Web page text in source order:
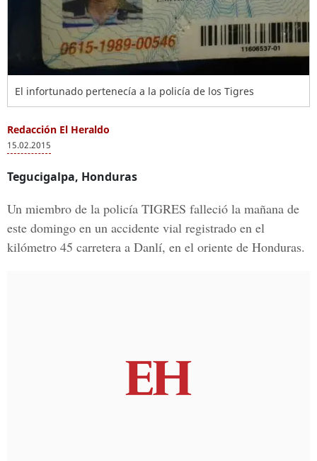
El infortunado pertenecía a la policía de los Tigres
Redacción El Heraldo
15.02.2015
Tegucigalpa, Honduras
Un miembro de la policía TIGRES falleció la mañana de
este domingo en un accidente vial registrado en el
kilómetro 45 carretera a Danlí, en el oriente de Honduras.